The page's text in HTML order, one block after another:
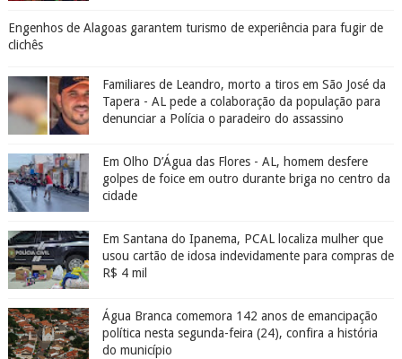
Engenhos de Alagoas garantem turismo de experiência para fugir de
clichês
Familiares de Leandro, morto a tiros em São José da
Tapera - AL pede a colaboração da população para
denunciar a Polícia o paradeiro do assassino
Em Olho D’Água das Flores - AL, homem desfere
golpes de foice em outro durante briga no centro da
cidade
Em Santana do Ipanema, PCAL localiza mulher que
usou cartão de idosa indevidamente para compras de
R$ 4 mil
Água Branca comemora 142 anos de emancipação
política nesta segunda-feira (24), confira a história
do município